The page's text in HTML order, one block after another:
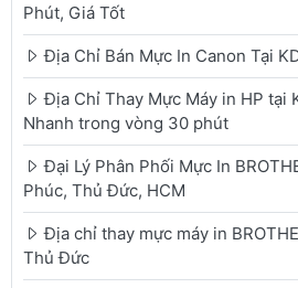
Phút, Giá Tốt
Địa Chỉ Bán Mực In Canon Tại
Địa Chỉ Thay Mực Máy in HP tại
Nhanh trong vòng 30 phút
Đại Lý Phân Phối Mực In
Phúc, Thủ Đức, HCM
Địa chỉ thay mực máy in
Thủ Đức